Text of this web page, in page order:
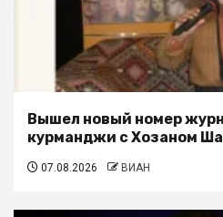
Вышел новый номер
курманджи с Хозаном
07.08.2026 ВИАН